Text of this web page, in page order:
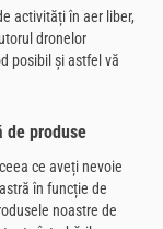
activități în aer liber,
dronelor
posibil și astfel vă
de produse
ce aveți nevoie
în funcție de
noastre de